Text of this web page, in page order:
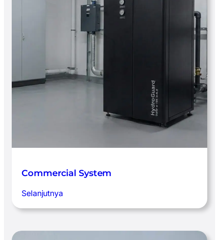
Commercial System
Selanjutnya:
System